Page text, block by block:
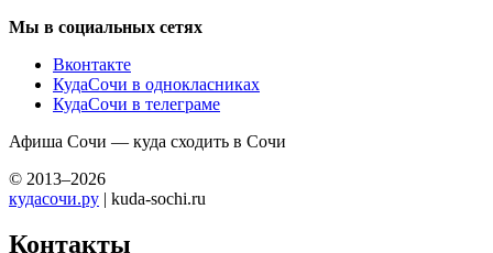
Мы в социальных сетях
Вконтакте
КудаСочи в однокласниках
КудаСочи в телеграме
Афиша Сочи — куда сходить в Сочи
© 2013–2026
кудасочи.ру | kuda-sochi.ru
Контакты